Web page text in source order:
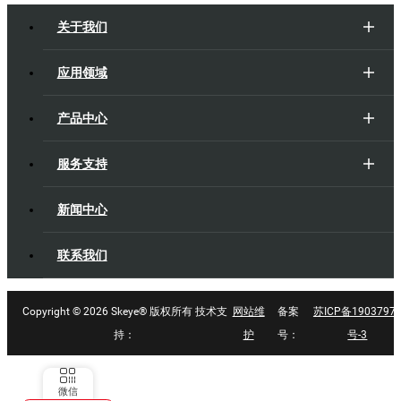
关于我们
应用领域
产品中心
服务支持
新闻中心
联系我们
Copyright © 2026 Skeye® 版权所有 技术支
持：
网站维
护
备案
号：
苏ICP备19037976
号-3
微信